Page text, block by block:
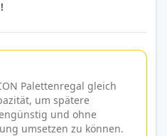
Palettenregal gleich
um spätere
und ohne
umsetzen zu können.